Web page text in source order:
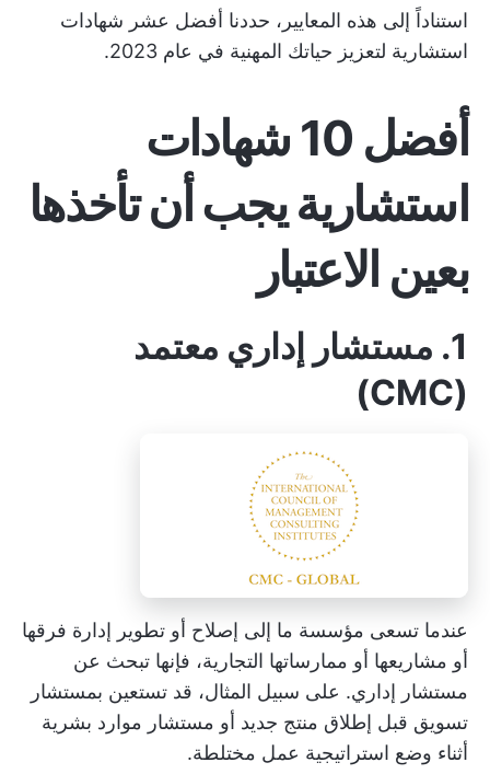
استناداً إلى هذه المعايير، حددنا أفضل عشر شهادات
استشارية لتعزيز حياتك المهنية في عام 2023.
أفضل 10 شهادات
استشارية يجب أن تأخذها
بعين الاعتبار
1. مستشار إداري معتمد
(CMC)
عندما تسعى مؤسسة ما إلى إصلاح أو تطوير إدارة فرقها
أو مشاريعها أو ممارساتها التجارية، فإنها تبحث عن
مستشار إداري. على سبيل المثال، قد تستعين بمستشار
تسويق قبل إطلاق منتج جديد أو مستشار موارد بشرية
أثناء وضع استراتيجية عمل مختلطة.